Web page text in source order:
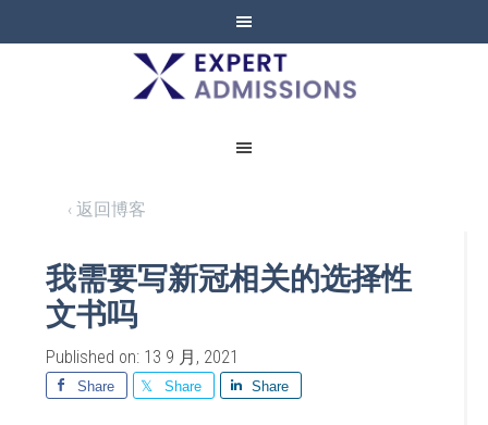
EXPERT
ADMISSIONS
‹ 返回博客
我需要写新冠相关的选择性
文书吗
Published on: 13 9 月, 2021
Share Share Share